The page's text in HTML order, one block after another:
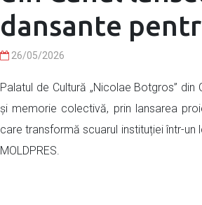
dansante
26/05/2026
Palatul de Cultură „Nicolae Botgros”
și memorie colectivă, prin lansarea
care transformă scuarul instituției într-un
MOLDPRES.